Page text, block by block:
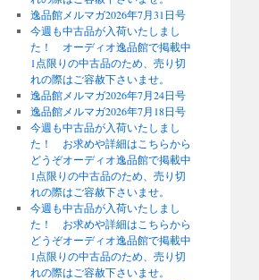
逸品館メルマガ2026年7月31日号
今週も中古品が入荷いたしまし
た！ オーディオ逸品館で掲載中
1点限りの中古品のため、売り切
れの際はご容赦下さいませ。
逸品館メルマガ2026年7月24日号
逸品館メルマガ2026年7月18日号
今週も中古品が入荷いたしまし
た！ お求めや詳細はこちらから
どうぞオーディオ逸品館で掲載中
1点限りの中古品のため、売り切
れの際はご容赦下さいませ。
今週も中古品が入荷いたしまし
た！ お求めや詳細はこちらから
どうぞオーディオ逸品館で掲載中
1点限りの中古品のため、売り切
れの際はご容赦下さいませ。